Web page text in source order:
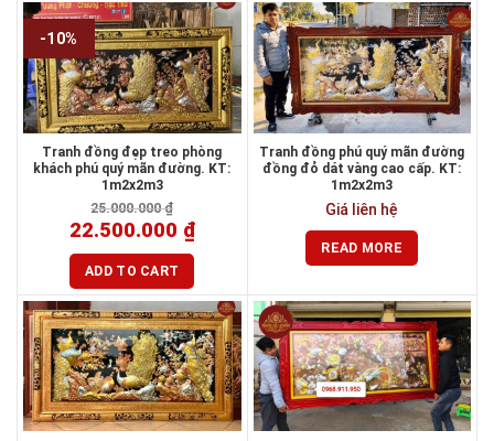
-10%
Tranh đồng đẹp treo phòng
khách phú quý mãn đường. KT:
1m2x2m3
25.000.000₫
22.500.000 ₫
ADD TO CART
Tranh đồng phú quý mãn đường
đồng đỏ dát vàng cao cấp. KT:
1m2x2m3
Giá liên hệ
READ MORE